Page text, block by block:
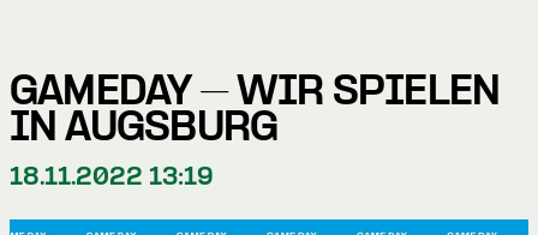
GAMEDAY – WIR SPIELEN
IN AUGSBURG
18.11.2022 13:19